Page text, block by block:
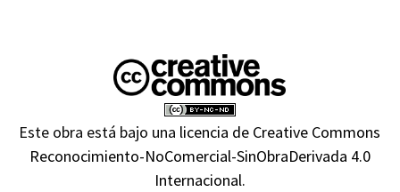
Este obra está bajo una licencia de Creative Commons
Reconocimiento-NoComercial-SinObraDerivada 4.0
Internacional.